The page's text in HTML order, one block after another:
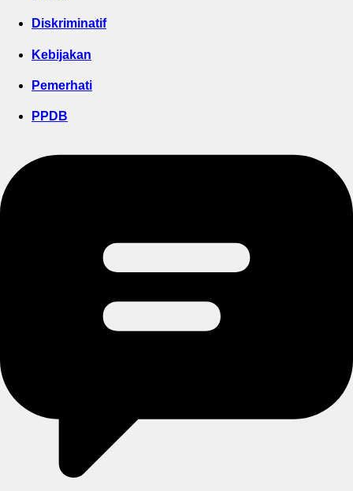
Diskriminatif
Kebijakan
Pemerhati
PPDB